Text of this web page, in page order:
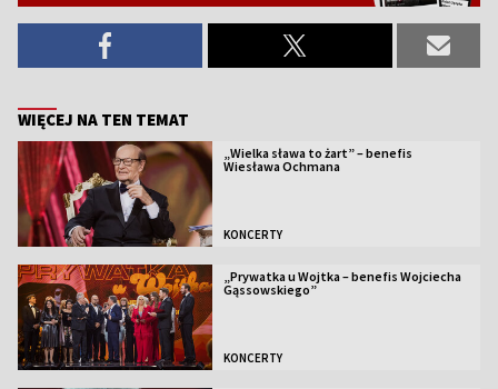
WIĘCEJ NA TEN TEMAT
„Wielka sława to żart” – benefis
Wiesława Ochmana
KONCERTY
„Prywatka u Wojtka – benefis Wojciecha
Gąssowskiego”
KONCERTY